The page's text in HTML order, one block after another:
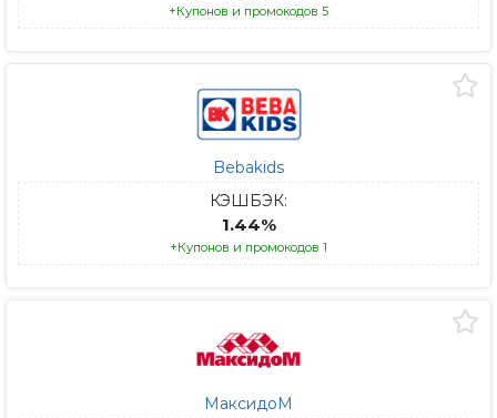
+Купонов и промокодов 5
Bebakids
КЭШБЭК:
1.44%
+Купонов и промокодов 1
МаксидоМ